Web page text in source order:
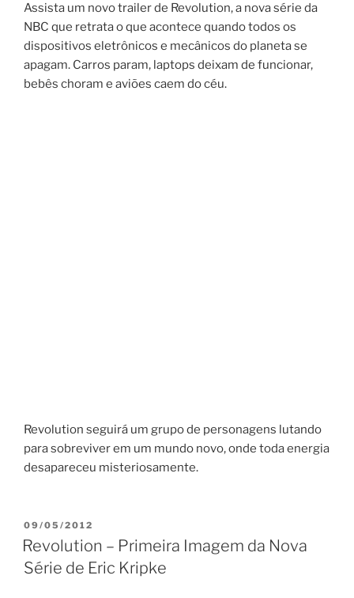
Assista um novo trailer de Revolution, a nova série da
NBC que retrata o que acontece quando todos os
dispositivos eletrônicos e mecânicos do planeta se
apagam. Carros param, laptops deixam de funcionar,
bebês choram e aviões caem do céu.
Revolution seguirá um grupo de personagens lutando
para sobreviver em um mundo novo, onde toda energia
desapareceu misteriosamente.
PUBLICADO
EM
09/05/2012
Revolution – Primeira Imagem da Nova
Série de Eric Kripke